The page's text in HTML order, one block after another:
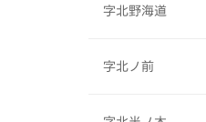
字北野海道
字北ノ前